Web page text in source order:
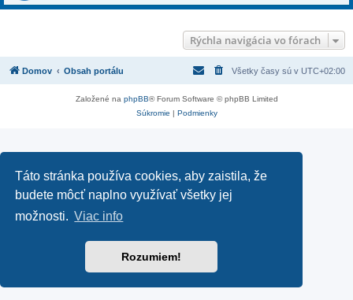
Táto stránka používa cookies, aby zaistila, že
budete môcť naplno využívať všetky jej
možnosti. Viac info
Rozumiem!
Rýchla navigácia vo fórach
Domov Obsah portálu Všetky časy sú v UTC+02:00
Založené na phpBB® Forum Software © phpBB Limited
Súkromie | Podmienky